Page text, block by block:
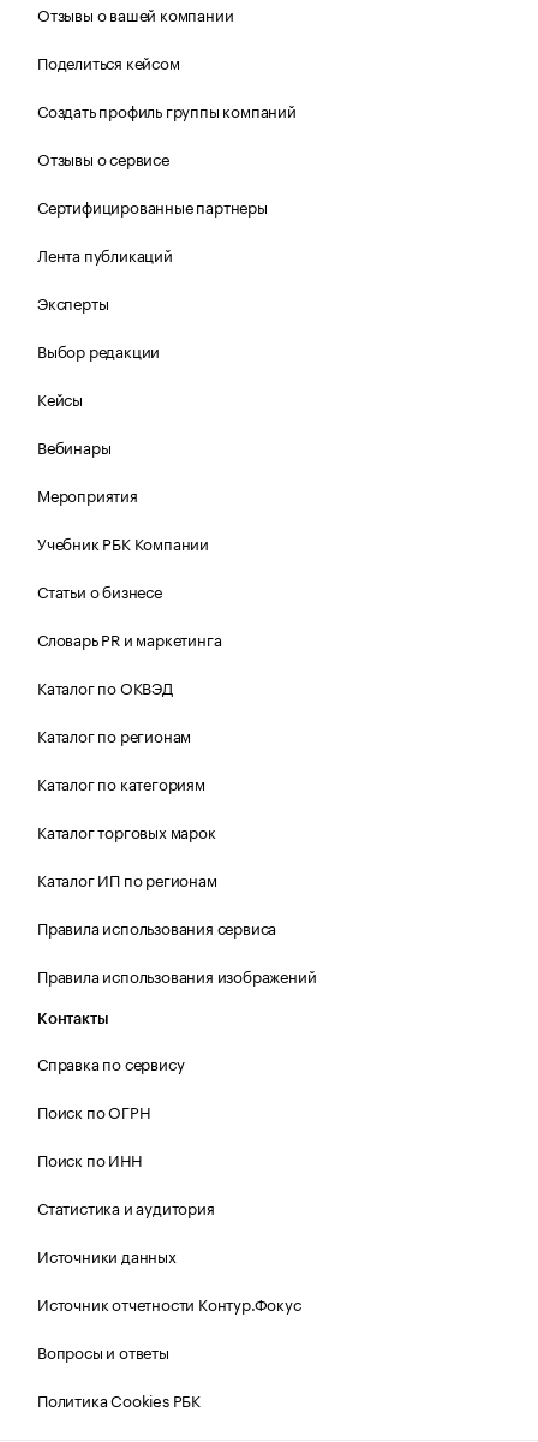
Отзывы о вашей компании
Поделиться кейсом
Создать профиль группы компаний
Отзывы о сервисе
Сертифицированные партнеры
Лента публикаций
Эксперты
Выбор редакции
Кейсы
Вебинары
Мероприятия
Учебник РБК Компании
Статьи о бизнесе
Словарь PR и маркетинга
Каталог по ОКВЭД
Каталог по регионам
Каталог по категориям
Каталог торговых марок
Каталог ИП по регионам
Правила использования сервиса
Правила использования изображений
Контакты
Справка по сервису
Поиск по ОГРН
Поиск по ИНН
Статистика и аудитория
Источники данных
Источник отчетности Контур.Фокус
Вопросы и ответы
Политика Cookies РБК